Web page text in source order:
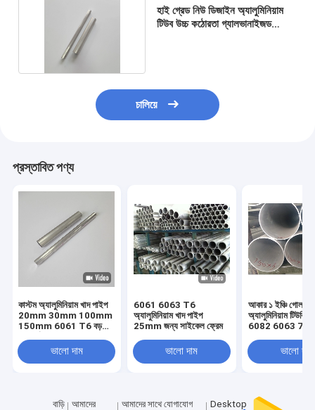
হাই গ্রেড নিউ ডিজাইন অ্যালুমিনিয়াম
টিউব উচ্চ কঠোরতা গ্যালভানাইজড
চালিয়ে
প্রস্তাবিত পণ্য
কাস্টম অ্যালুমিনিয়াম খাদ পাইপ
20mm 30mm 100mm
150mm 6061 T6 বড়
ভালো দাম
6061 6063 T6
অ্যালুমিনিয়াম খাদ পাইপ
25mm জন্য সাইকেল ফ্রেম
ভালো দাম
আকার ১ ইঞ্চি
অ্যালুমিনিয়াম
6082 6063
ভালো দাম
বাড়ি আমাদের আমাদের সাথে যোগাযোগ
Desktop